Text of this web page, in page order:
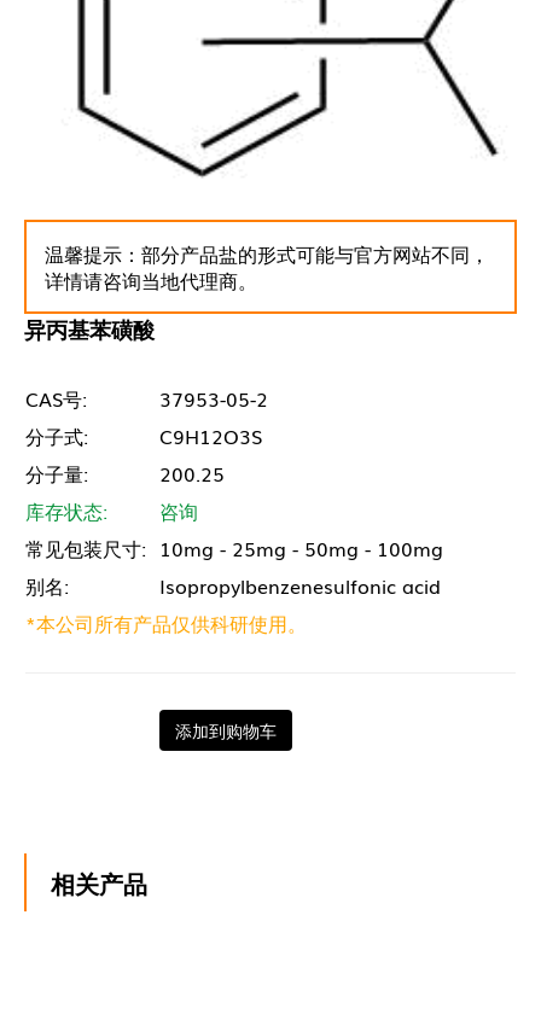
温馨提示：部分产品盐的形式可能与官方网站不同，
详情请咨询当地代理商。
异丙基苯磺酸
CAS号:
37953-05-2
分子式:
C9H12O3S
分子量:
200.25
库存状态:
咨询
常见包装尺寸: 10mg - 25mg - 50mg - 100mg
别名:
Isopropylbenzenesulfonic acid
*本公司所有产品仅供科研使用。
添加到购物车
相关产品